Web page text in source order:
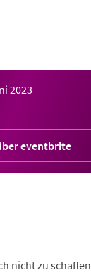
2023
eventbrite
nicht zu schaffen